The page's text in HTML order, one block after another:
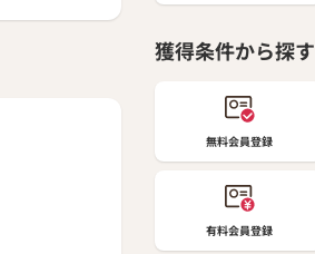
獲得条件から探す
無料会員登録
有料会員登録